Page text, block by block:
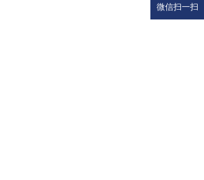
微信扫一扫